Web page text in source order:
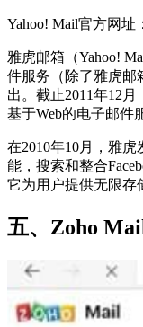
Yahoo! Mail官方网址：
雅虎邮箱（Yahoo!
件服务（除了雅虎邮
出。截止2011年12
基于Web的电子邮件
在2010年10月，雅
能，搜索和整合
它为用户提供无限存
五、Zoho